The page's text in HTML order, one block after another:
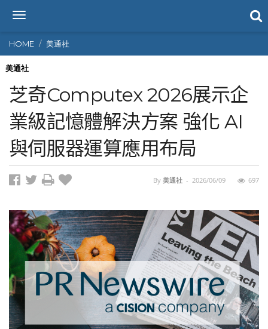
T
g
g
l
n
a
v
i
g
a
t
HOME 美通社
美通社
芝奇Computex 2026展示企
業級記憶體解決方案 強化 AI
與伺服器運算應用布局
By 美通社 - 2026/06/09 697